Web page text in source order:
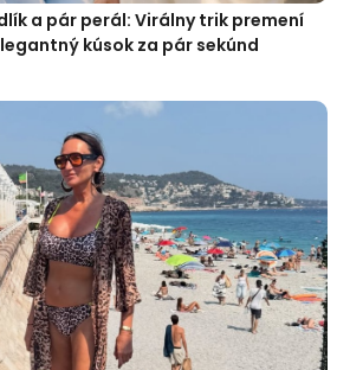
a pár perál: Virálny trik premení
kúsok za pár sekúnd